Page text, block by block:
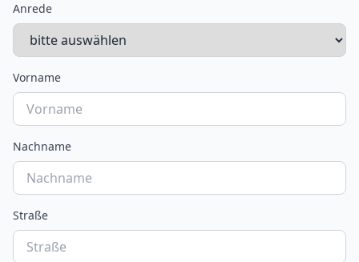
Anrede
Vorname
Nachname
Straße